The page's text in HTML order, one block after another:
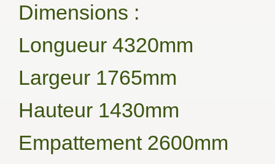
Dimensions :
Longueur 4320mm
Largeur 1765mm
Hauteur 1430mm
Empattement 2600mm